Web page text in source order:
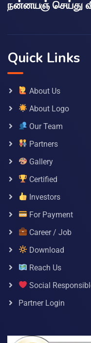
நன்னயஞ் செய்து
Quick Links
About Us
About Logo
Our Team
Partners
Gallery
Certified
Investors
For Payment
Career / Job
Download
Reach Us
Social
Partner Login